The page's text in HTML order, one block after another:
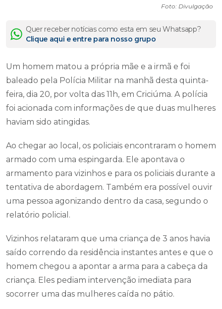
Foto: Divulgação
Quer receber notícias como esta em seu Whatsapp?
Clique aqui e entre para nosso grupo
Um homem matou a própria mãe e a irmã e foi
baleado pela Polícia Militar na manhã desta quinta-
feira, dia 20, por volta das 11h, em Criciúma. A polícia
foi acionada com informações de que duas mulheres
haviam sido atingidas.
Ao chegar ao local, os policiais encontraram o homem
armado com uma espingarda. Ele apontava o
armamento para vizinhos e para os policiais durante a
tentativa de abordagem. Também era possível ouvir
uma pessoa agonizando dentro da casa, segundo o
relatório policial.
Vizinhos relataram que uma criança de 3 anos havia
saído correndo da residência instantes antes e que o
homem chegou a apontar a arma para a cabeça da
criança. Eles pediam intervenção imediata para
socorrer uma das mulheres caída no pátio.